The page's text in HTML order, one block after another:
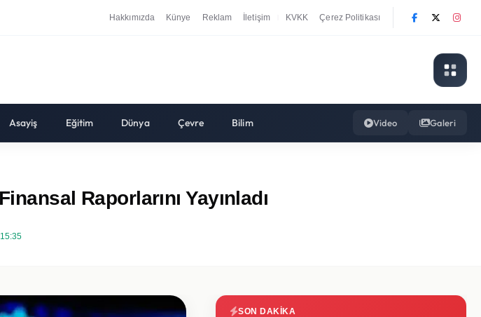
Hakkımızda Künye Reklam İletişim KVKK Çerez Politikası
Asayiş Eğitim Dünya Çevre Bilim Video Galeri
Raporlarını Yayınladı
SON DAKIKA